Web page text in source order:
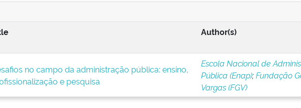
Author(s)
no campo da administração pública: ensino,
e pesquisa
Escola Nacional de
Pública (Enap);Fundação
Vargas (FGV)